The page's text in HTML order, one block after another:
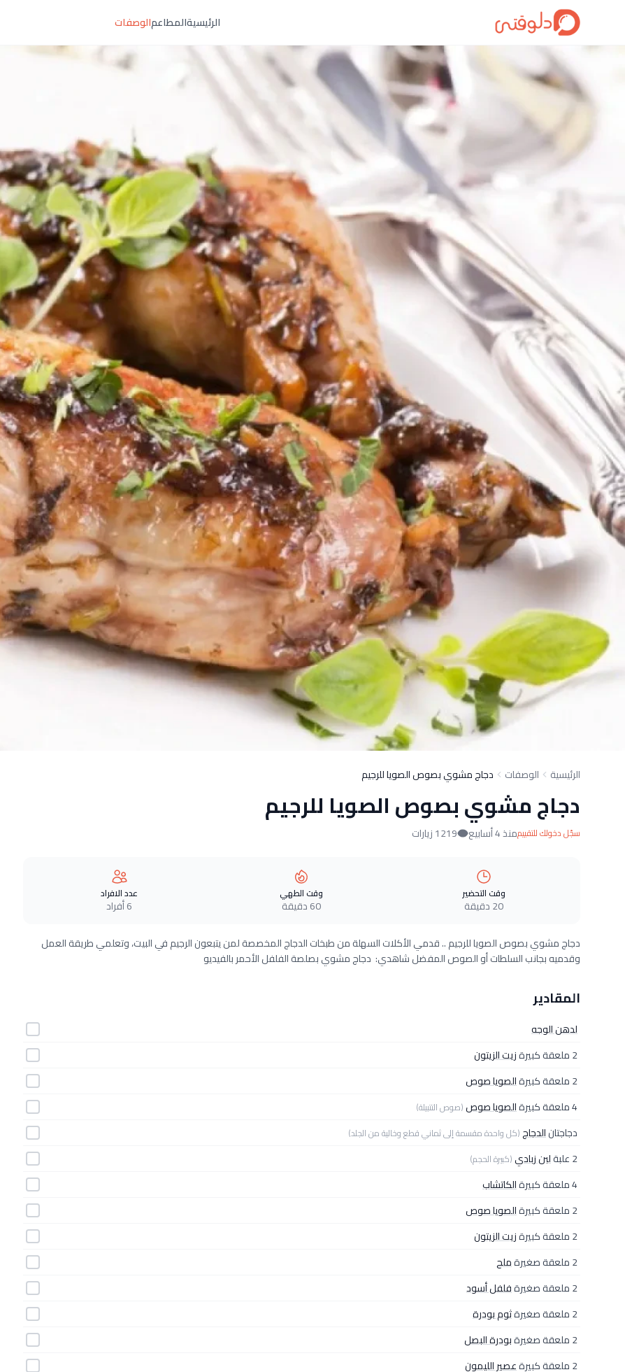
الرئيسيةالمطاعمالوصفات
الرئيسية الوصفات دجاج مشوي بصوص الصويا للرجيم
دجاج مشوي بصوص الصويا للرجيم
سجّل دخولك للتقييممنذ 4 أسابيع 1219 زيارات
وقت التحضير
20 دقيقة
وقت الطهي
60 دقيقة
عدد الافراد
6 أفراد
دجاج مشوي بصوص الصويا للرجيم .. قدمي الأكلات السهلة من طبخات الدجاج المخصصة لمن يتبعون الرجيم في البيت، وتعلمي طريقة العمل
وقدميه بجانب السلطات أو الصوص المفضل شاهدي: دجاج مشوي بصلصة الفلفل الأحمر بالفيديو
المقادير
لدهن الوجه
2 ملعقة كبيرة
زيت الزيتون
2 ملعقة كبيرة
الصويا صوص
4 ملعقة كبيرة
الصويا صوص(صوص التتبيلة)
دجاجتانالدجاج(كل واحدة مقسمة إلى ثماني قطع وخالية من الجلد)
2 علبة لبن زبادي(كبيرة الحجم)
4 ملعقة كبيرة
الكاتشاب
2 ملعقة كبيرة
الصويا صوص
2 ملعقة كبيرة
زيت الزيتون
2 ملعقة صغيرة
ملح
2 ملعقة صغيرة
فلفل أسود
2 ملعقة صغيرة
ثوم بودرة
2 ملعقة صغيرة
بودرة البصل
2 ملعقة كبيرة
عصير الليمون